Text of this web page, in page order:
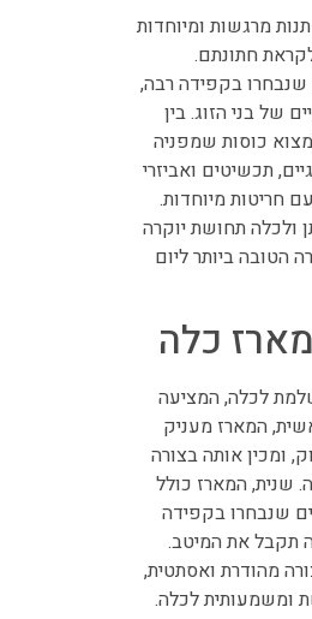
מרגשות ומיוחדות
חתונתם.
בקפידה רבה,
בני הזוג. בין
כוסות שמפניה
תכשיטים ואביזרי
מיוחדות.
תחושת יוקרה
ביותר ליום
כלה
לכלה, המציעה
המארז מעניק
אותה בצורה
המארז כולל
שנבחרו בקפידה
את המיטב.
מהודרת ואסתטית,
לכלה.